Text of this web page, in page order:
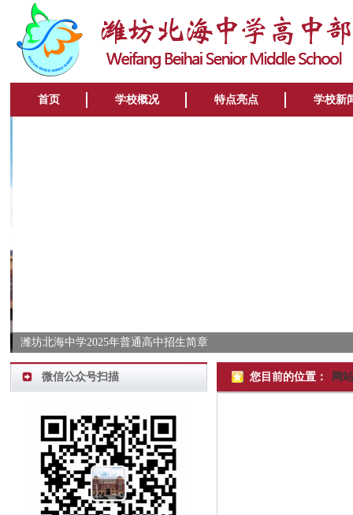
首页 学校概况 特点亮点 学校新
潍坊北海中学2025年普通高中招生简章
您目前的位置： 网
微信公众号扫描